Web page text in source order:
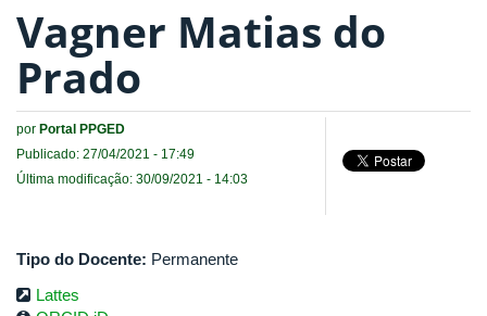
Vagner Matias do
Prado
por Portal PPGED
Publicado: 27/04/2021 - 17:49
Última modificação: 30/09/2021 - 14:03
Tipo do Docente: Permanente
Lattes